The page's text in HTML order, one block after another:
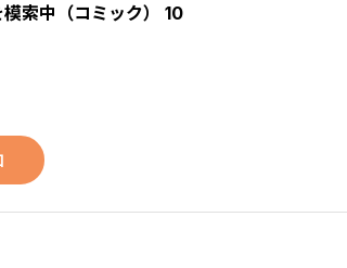
索中（コミック） 10